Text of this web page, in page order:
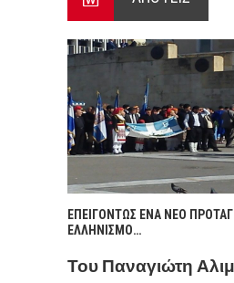
ΕΠΕΙΓΟΝΤΩΣ ΕΝΑ ΝΕΟ
ΕΛΛΗΝΙΣΜΟ…
Του Παναγιώτη